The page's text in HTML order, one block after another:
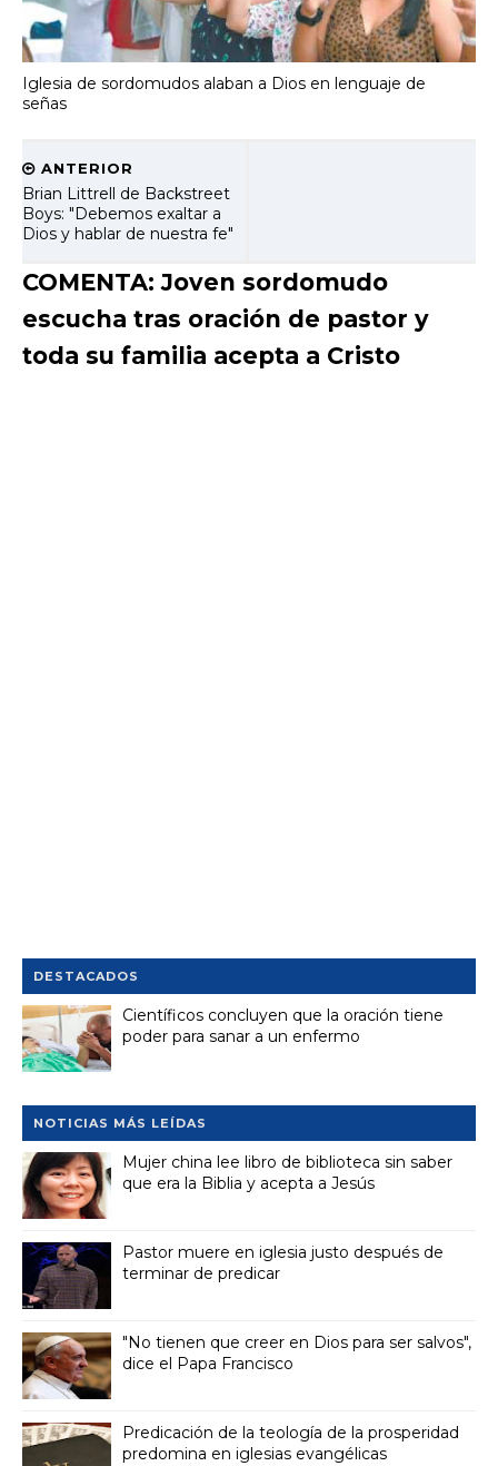
Iglesia de sordomudos alaban a Dios en lenguaje de
señas
ANTERIOR
Brian Littrell de Backstreet
Boys: "Debemos exaltar a
Dios y hablar de nuestra fe"
COMENTA: Joven sordomudo
escucha tras oración de pastor y
toda su familia acepta a Cristo
DESTACADOS
Científicos concluyen que la oración tiene
poder para sanar a un enfermo
NOTICIAS MÁS LEÍDAS
Mujer china lee libro de biblioteca sin saber
que era la Biblia y acepta a Jesús
Pastor muere en iglesia justo después de
terminar de predicar
"No tienen que creer en Dios para ser salvos",
dice el Papa Francisco
Predicación de la teología de la prosperidad
predomina en iglesias evangélicas